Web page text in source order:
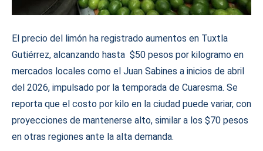
El precio del limón ha registrado aumentos en Tuxtla
Gutiérrez, alcanzando hasta $50 pesos por kilogramo en
mercados locales como el Juan Sabines a inicios de abril
del 2026, impulsado por la temporada de Cuaresma. Se
reporta que el costo por kilo en la ciudad puede variar, con
proyecciones de mantenerse alto, similar a los $70 pesos
en otras regiones ante la alta demanda.